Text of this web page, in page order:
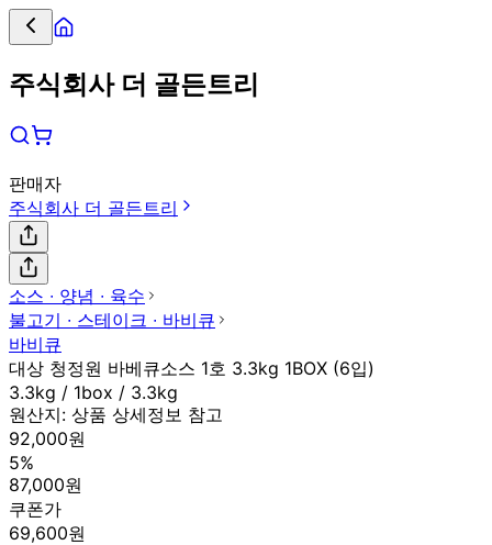
주식회사 더 골든트리
판매자
주식회사 더 골든트리
소스 ∙ 양념 ∙ 육수
불고기 ∙ 스테이크 ∙ 바비큐
바비큐
대상 청정원 바베큐소스 1호 3.3kg 1BOX (6입)
3.3kg / 1box / 3.3kg
원산지: 상품 상세정보 참고
92,000원
5%
87,000원
쿠폰가
69,600원